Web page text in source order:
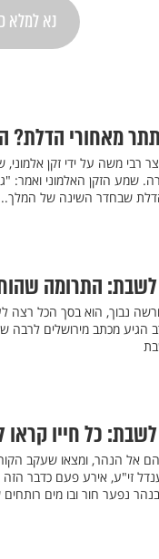
מאחורי הדלת?
רבי משה על ידי זקן
שמע הזקן האלמוני ואמר:
שבחדר השינה של
לשבת: התרומה
נבוך, הוא בסך הכל רצה
הגיע מכתב מירושלים
לשבת: כל חייו
אל הנהר, ומצאו שעקב
זי"ע, אירע פעם כדבר
נפער חור ובו מים